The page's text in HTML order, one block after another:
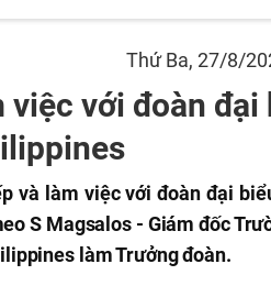
Thứ Ba, 27/8/
việc với đoàn
và làm việc với đoàn đại
S Magsalos - Giám đốc
làm Trưởng đoàn.